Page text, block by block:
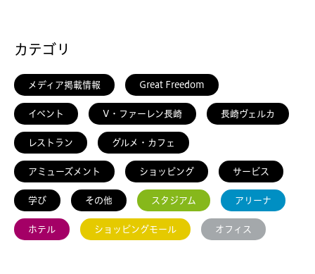
カテゴリ
メディア掲載情報 Great Freedom
イベント V・ファーレン長崎 長崎ヴェルカ
レストラン グルメ・カフェ
アミューズメント ショッピング サービス
学び その他 スタジアム アリーナ
ホテル ショッピングモール オフィス